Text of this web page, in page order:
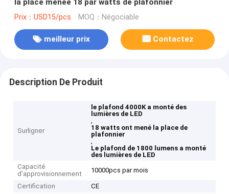
la place menée 18 par watts de plafonnier
Prix：USD15/pcs MOQ：Négociable
meilleur prix Contactez
Description De Produit
Surligner
le plafond 4000K a monté des
lumières de LED
,
18 watts ont mené la place de
plafonnier
,
Le plafond de 1800 lumens a monté
des lumières de LED
Capacité
d'approvisionnement
10000pcs par mois
Certification
CE